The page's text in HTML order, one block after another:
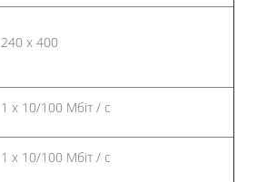
240 х 400
1 x 10/100 Мбіт / с
1 x 10/100 Мбіт / с